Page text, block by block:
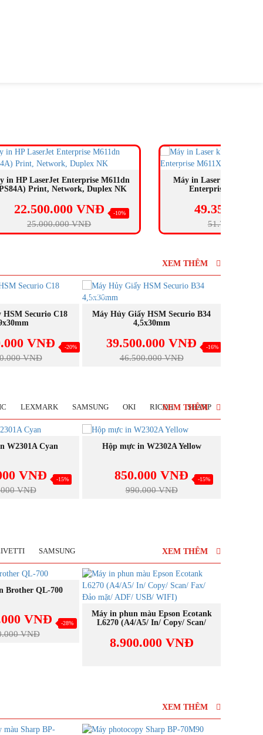
NK
-10%
BÁN
CHẠY
MUA NGAY
Máy in Laser không dây HP LaserJet
Enterprise M611X (7PS85A)
49.350.000 VNĐ -5%
XEM THÊM
NGAY
HSM Securio B34
VNĐ
VNĐ
-16%
NEW
MUA NGAY
Máy Hủy Giấy HSM Securio B34
1,9x15mm
40.000.000 VNĐ
47.000.000 VNĐ
-15%
LEXMARK SAMSUNG OKI RICOH SHARP
XEM THÊM
NGAY
W2302A Yellow
VNĐ
VNĐ
-15%
MUA NGAY
Hộp mực in W2303A Magenta
850.000 VNĐ
990.000 VNĐ
-15%
SAMSUNG XEM THÊM
NGAY
Brother QL-700
VNĐ
VNĐ
-28%
MUA NGAY
Máy in phun màu Epson Ecotank
L6270 (A4/A5/ In/ Copy/ Scan/
8.900.000 VNĐ
XEM THÊM